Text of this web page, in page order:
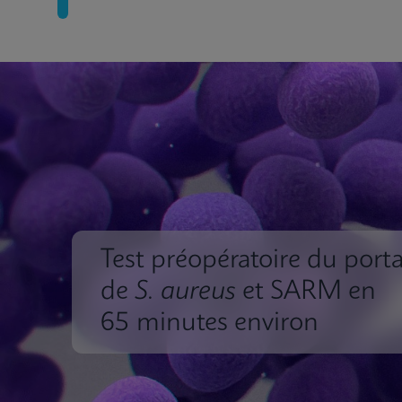
Test préopératoire du
de S. aureus et SARM en
65 minutes environ